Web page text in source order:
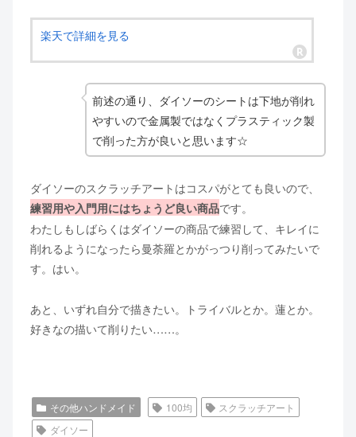
楽天で詳細を見る
前述の通り、ダイソーのシートは下地が削れ
やすいので金属製ではなくプラスティック製
で削った方が良いと思います☆
ダイソーのスクラッチアートはコスパがとても良いので、
練習用や入門用にはちょうど良い商品です。
わたしもしばらくはダイソーの商品で練習して、キレイに
削れるようになったら曼荼羅とかがっつり削ってみたいで
す。はい。
あと、いずれ自分で描きたい。トライバルとか。蓮とか。
好きなの描いて削りたい……。
その他ハンドメイド 100均
スクラッチアート
ダイソー